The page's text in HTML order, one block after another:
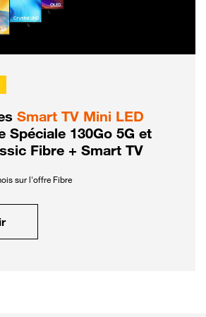
Smart TV Mini LED
Spéciale 130Go 5G et
Fibre + Smart TV
sur l'offre Fibre